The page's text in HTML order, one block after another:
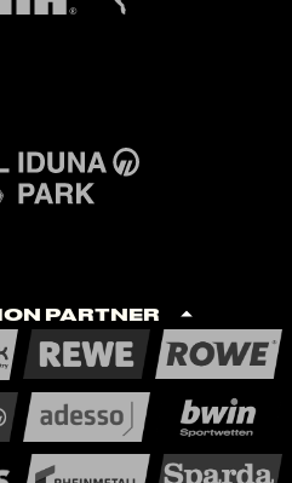
Partner